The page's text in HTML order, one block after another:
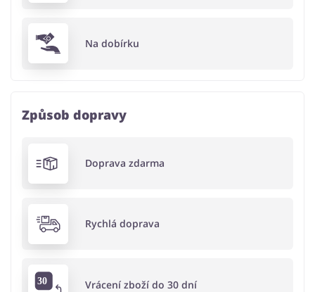
Na dobírku
Způsob dopravy
Doprava zdarma
Rychlá doprava
Vrácení zboží do 30 dní